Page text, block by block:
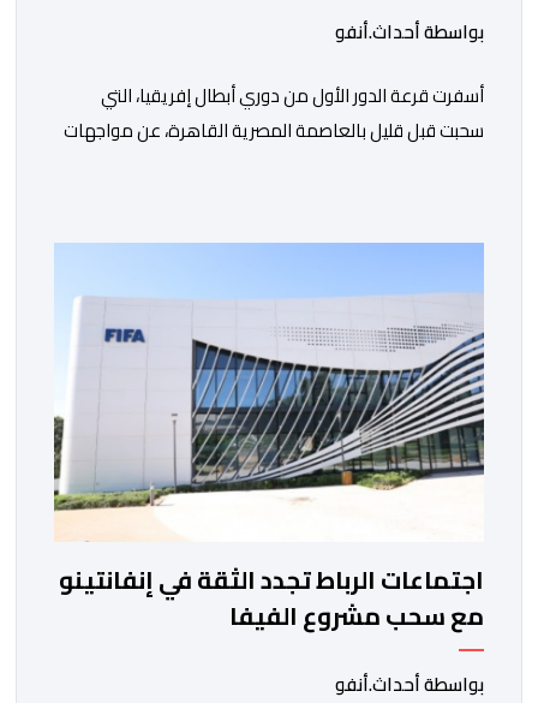
بواسطة أحداث.أنفو
أسفرت قرعة الدور الأول من دوري أبطال إفريقيا، التي
سحبت قبل قليل بالعاصمة المصرية القاهرة، عن مواجهات
نهضة بركان على موعد في هذا الدور مع الفائز من المباراة
الغامبي، حيث يطمح الفريق […]
اجتماعات الرباط تجدد الثقة في إنفانتينو
مع سحب مشروع الفيفا
بواسطة أحداث.أنفو